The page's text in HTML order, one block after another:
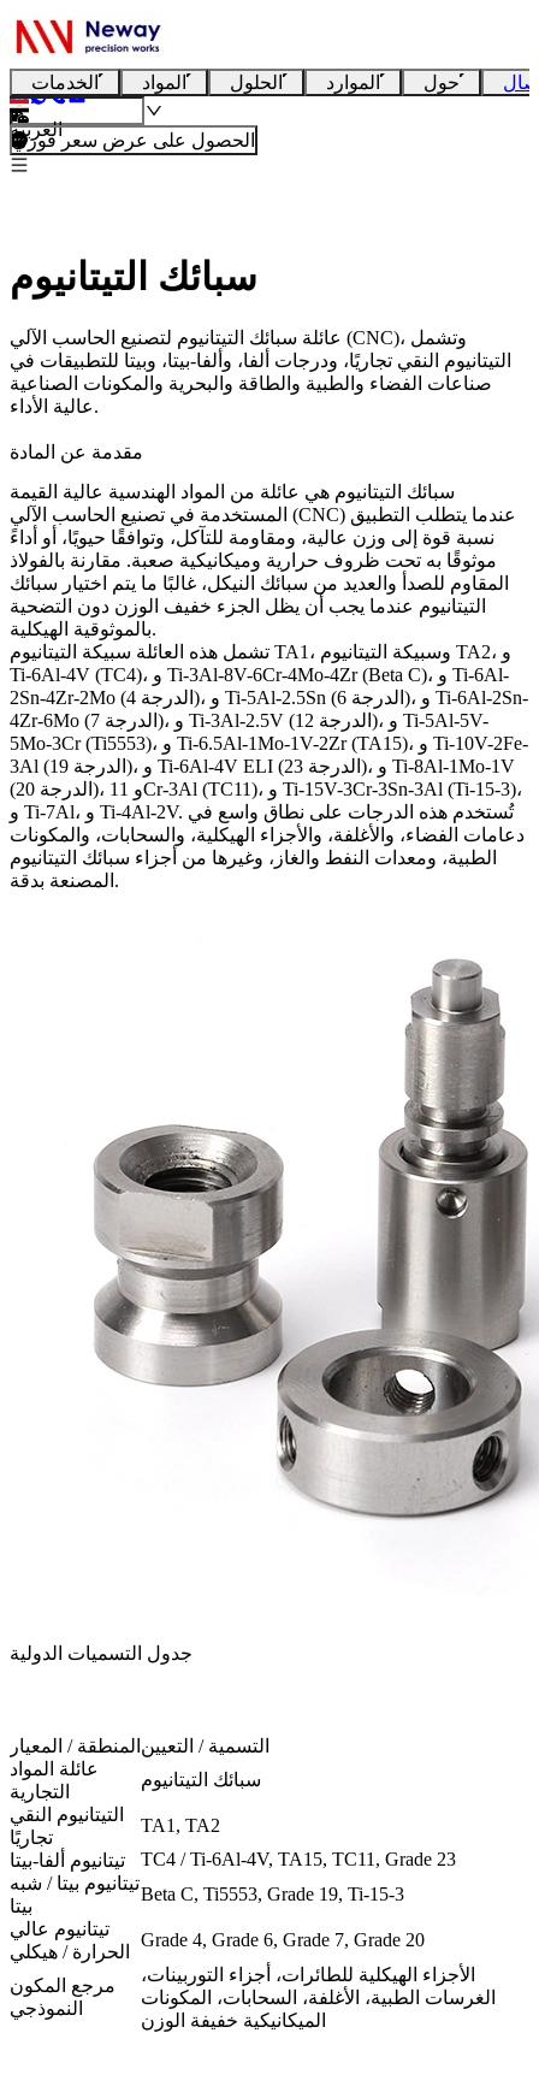
الخدمات المواد الحلول الموارد حول
العربية
الحصول على عرض سعر فوري
سبائك التيتانيوم
عائلة سبائك التيتانيوم لتصنيع الحاسب الآلي (CNC)، وتشمل
التيتانيوم النقي تجاريًا، ودرجات ألفا، وألفا-بيتا، وبيتا للتطبيقات في
صناعات الفضاء والطبية والطاقة والبحرية والمكونات الصناعية
عالية الأداء.
مقدمة عن المادة
سبائك التيتانيوم هي عائلة من المواد الهندسية عالية القيمة
المستخدمة في تصنيع الحاسب الآلي (CNC) عندما يتطلب التطبيق
نسبة قوة إلى وزن عالية، ومقاومة للتآكل، وتوافقًا حيويًا، أو أداءً
موثوقًا به تحت ظروف حرارية وميكانيكية صعبة. مقارنة بالفولاذ
المقاوم للصدأ والعديد من سبائك النيكل، غالبًا ما يتم اختيار سبائك
التيتانيوم عندما يجب أن يظل الجزء خفيف الوزن دون التضحية
بالموثوقية الهيكلية.
تشمل هذه العائلة سبيكة التيتانيوم TA1، وسبيكة التيتانيوم TA2، و
Ti-6Al-4V (TC4)، و Ti-3Al-8V-6Cr-4Mo-4Zr (Beta C)، و Ti-6Al-
2Sn-4Zr-2Mo (الدرجة 4)، و Ti-5Al-2.5Sn (الدرجة 6)، و Ti-6Al-2Sn-
4Zr-6Mo (الدرجة 7)، و Ti-3Al-2.5V (الدرجة 12)، و Ti-5Al-5V-
5Mo-3Cr (Ti5553)، و Ti-6.5Al-1Mo-1V-2Zr (TA15)، و Ti-10V-2Fe-
3Al (الدرجة 19)، و Ti-6Al-4V ELI (الدرجة 23)، و Ti-8Al-1Mo-1V
(الدرجة 20)، و 11Cr-3Al (TC11)، و Ti-15V-3Cr-3Sn-3Al (Ti-15-3)،
و Ti-7Al، و Ti-4Al-2V. تُستخدم هذه الدرجات على نطاق واسع في
دعامات الفضاء، والأغلفة، والأجزاء الهيكلية، والسحابات، والمكونات
الطبية، ومعدات النفط والغاز، وغيرها من أجزاء سبائك التيتانيوم
المصنعة بدقة.
جدول التسميات الدولية
المنطقة / المعيار التسمية / التعيين
عائلة المواد
التجارية
سبائك التيتانيوم
التيتانيوم النقي
تجاريًا
TA1, TA2
تيتانيوم ألفا-بيتا
TC4 / Ti-6Al-4V, TA15, TC11, Grade 23
تيتانيوم بيتا / شبه
بيتا
Beta C, Ti5553, Grade 19, Ti-15-3
تيتانيوم عالي
الحرارة / هيكلي
Grade 4, Grade 6, Grade 7, Grade 20
مرجع المكون
النموذجي
الأجزاء الهيكلية للطائرات، أجزاء التوربينات،
الغرسات الطبية، الأغلفة، السحابات، المكونات
الميكانيكية خفيفة الوزن